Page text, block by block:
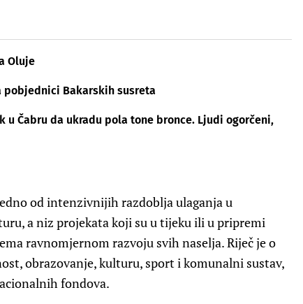
Oluje
pobjednici Bakarskih susreta
Čabru da ukradu pola tone bronce. Ljudi ogorčeni,
od intenzivnijih razdoblja ulaganja u
a niz projekata koji su u tijeku ili u pripremi
ravnomjernom razvoju svih naselja. Riječ je o
obrazovanje, kulturu, sport i komunalni sustav,
fondova.